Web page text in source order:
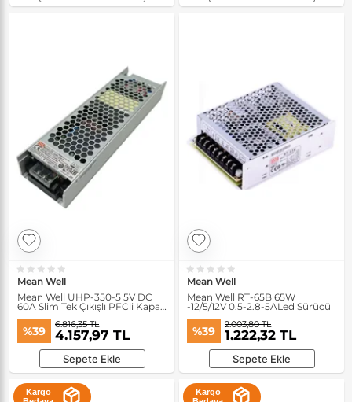
Mean Well
Mean Well UHP-350-5 5V DC
60A Slim Tek Çıkışlı PFCli Kapalı
%39 6.816,35 TL
4.157,97 TL
Sepete Ekle
Mean Well
Mean Well RT-65B 65W
-12/5/12V 0.5-2.8-5ALed Sürücü
%39 2.003,80 TL
1.222,32 TL
Sepete Ekle
Kargo
Kargo